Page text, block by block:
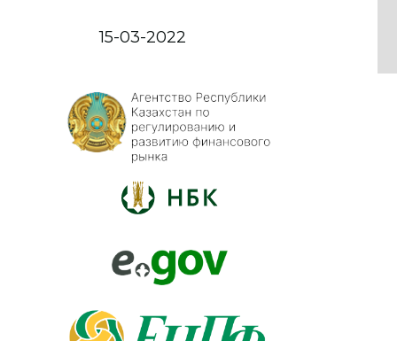
15-03-2022